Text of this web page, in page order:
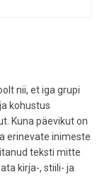
nii, et iga grupi
kohustus
Kuna päevikut on
erinevate inimeste
teksti mitte
kirja-, stiili- ja